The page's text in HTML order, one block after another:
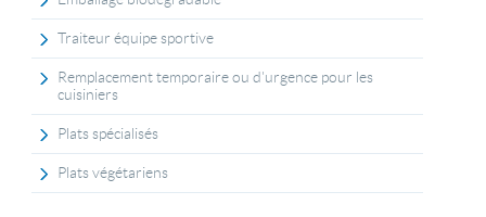
Traiteur équipe sportive
Remplacement temporaire ou d'urgence pour les
cuisiniers
Plats spécialisés
Plats végétariens